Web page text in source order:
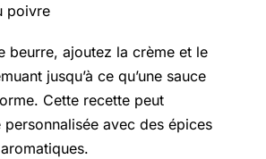
poivre
beurre, ajoutez la crème et le
jusqu’à ce qu’une sauce
Cette recette peut
avec des épices